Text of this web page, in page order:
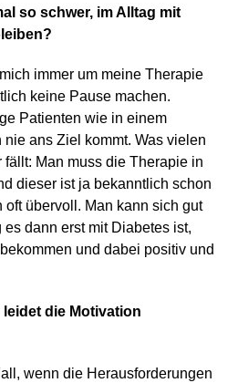
so schwer, im Alltag mit
immer um meine Therapie
keine Pause machen.
Patienten wie in einem
nie ans Ziel kommt. Was vielen
Man muss die Therapie in
dieser ist ja bekanntlich schon
oft übervoll. Man kann sich gut
dann erst mit Diabetes ist,
und dabei positiv und
die Motivation
wenn die Herausforderungen